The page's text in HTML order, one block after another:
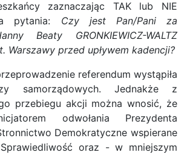
zaznaczając TAK lub NIE
pytania: Czy jest Pan/Pani za
Beaty GRONKIEWICZ-WALTZ
Warszawy przed upływem kadencji?
referendum wystąpiła
samorządowych. Jednakże z
przebiegu akcji można wnosić, że
odwołania Prezydenta
Demokratyczne wspierane
oraz - w mniejszym